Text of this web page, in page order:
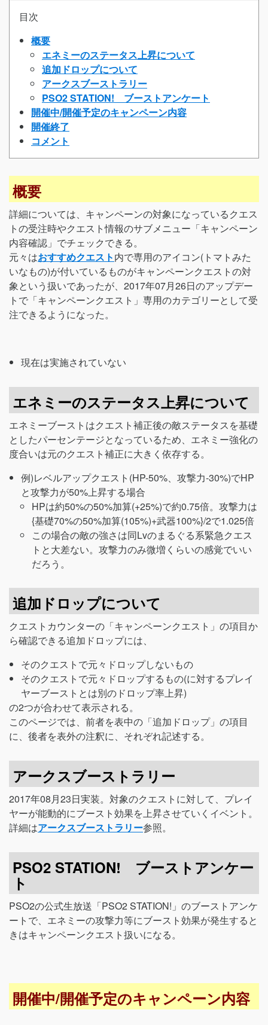
目次
概要
エネミーのステータス上昇について
追加ドロップについて
アークスブーストラリー
PSO2 STATION! ブーストアンケート
開催中/開催予定のキャンペーン内容
開催終了
コメント
概要
詳細については、キャンペーンの対象になっているクエス
トの受注時やクエスト情報のサブメニュー「キャンペーン
内容確認」でチェックできる。
元々はおすすめクエスト内で専用のアイコン(トマトみた
いなもの)が付いているものがキャンペーンクエストの対
象という扱いであったが、2017年07月26日のアップデー
トで「キャンペーンクエスト」専用のカテゴリーとして受
注できるようになった。
現在は実施されていない
エネミーのステータス上昇について
エネミーブーストはクエスト補正後の敵ステータスを基礎
としたパーセンテージとなっているため、エネミー強化の
度合いは元のクエスト補正に大きく依存する。
例)レベルアップクエスト(HP-50%、攻撃力-30%)でHP
と攻撃力が50%上昇する場合
HPは約50%の50%加算(+25%)で約0.75倍。攻撃力は
{基礎70%の50%加算(105%)+武器100%}/2で1.025倍
この場合の敵の強さは同Lvのまるぐる系緊急クエス
トと大差ない。攻撃力のみ微増くらいの感覚でいい
だろう。
追加ドロップについて
クエストカウンターの「キャンペーンクエスト」の項目か
ら確認できる追加ドロップには、
そのクエストで元々ドロップしないもの
そのクエストで元々ドロップするもの(に対するプレイ
ヤーブーストとは別のドロップ率上昇)
の2つが合わせて表示される。
このページでは、前者を表中の「追加ドロップ」の項目
に、後者を表外の注釈に、それぞれ記述する。
アークスブーストラリー
2017年08月23日実装。対象のクエストに対して、プレイ
ヤーが能動的にブースト効果を上昇させていくイベント。
詳細はアークスブーストラリー参照。
PSO2 STATION! ブーストアンケー
ト
PSO2の公式生放送「PSO2 STATION!」のブーストアンケ
ートで、エネミーの攻撃力等にブースト効果が発生すると
きはキャンペーンクエスト扱いになる。
開催中/開催予定のキャンペーン内容